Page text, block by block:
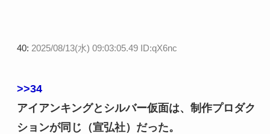
40: 2025/08/13(水) 09:03:05.49 ID:qX6nc
>>34
アイアンキングとシルバー仮面は、制作プロダク
ションが同じ（宣弘社）だった。